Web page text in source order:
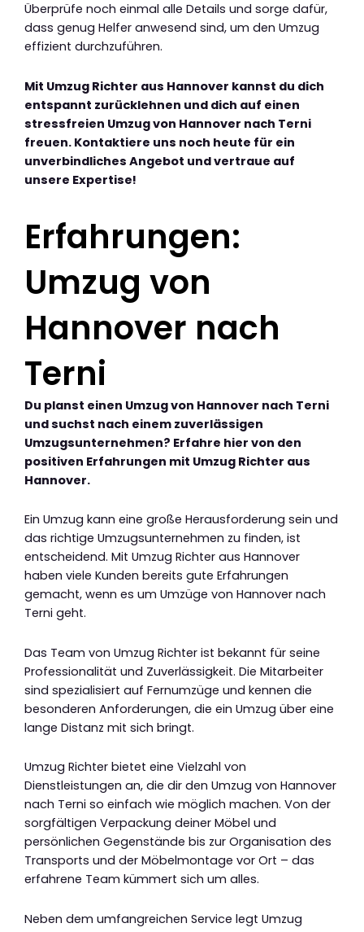
Überprüfe noch einmal alle Details und sorge dafür,
dass genug Helfer anwesend sind, um den Umzug
effizient durchzuführen.
Mit Umzug Richter aus Hannover kannst du dich
entspannt zurücklehnen und dich auf einen
stressfreien Umzug von Hannover nach Terni
freuen. Kontaktiere uns noch heute für ein
unverbindliches Angebot und vertraue auf
unsere Expertise!
Erfahrungen:
Umzug von
Hannover nach
Terni
Du planst einen Umzug von Hannover nach Terni
und suchst nach einem zuverlässigen
Umzugsunternehmen? Erfahre hier von den
positiven Erfahrungen mit Umzug Richter aus
Hannover.
Ein Umzug kann eine große Herausforderung sein und
das richtige Umzugsunternehmen zu finden, ist
entscheidend. Mit Umzug Richter aus Hannover
haben viele Kunden bereits gute Erfahrungen
gemacht, wenn es um Umzüge von Hannover nach
Terni geht.
Das Team von Umzug Richter ist bekannt für seine
Professionalität und Zuverlässigkeit. Die Mitarbeiter
sind spezialisiert auf Fernumzüge und kennen die
besonderen Anforderungen, die ein Umzug über eine
lange Distanz mit sich bringt.
Umzug Richter bietet eine Vielzahl von
Dienstleistungen an, die dir den Umzug von Hannover
nach Terni so einfach wie möglich machen. Von der
sorgfältigen Verpackung deiner Möbel und
persönlichen Gegenstände bis zur Organisation des
Transports und der Möbelmontage vor Ort – das
erfahrene Team kümmert sich um alles.
Neben dem umfangreichen Service legt Umzug